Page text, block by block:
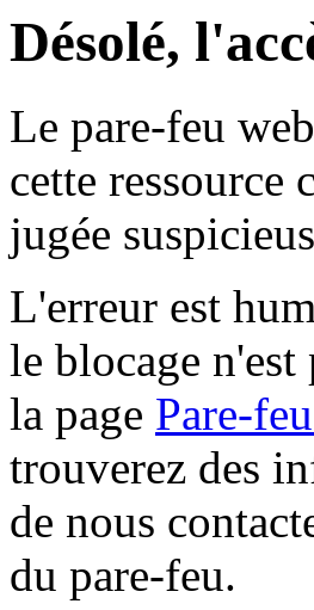
Désolé,
Le pare-feu
cette ressource
jugée
L'erreur est
le blocage
la page Pare-
trouverez des
de nous
du pare-feu.